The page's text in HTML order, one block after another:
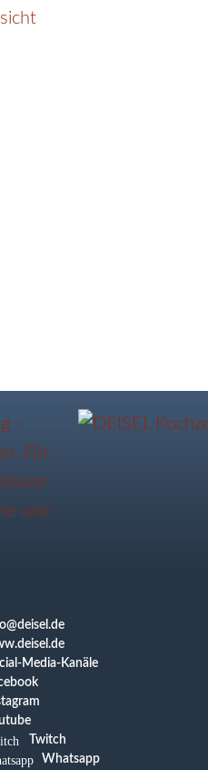
Media-Kanäle
Twitch
Whatsapp